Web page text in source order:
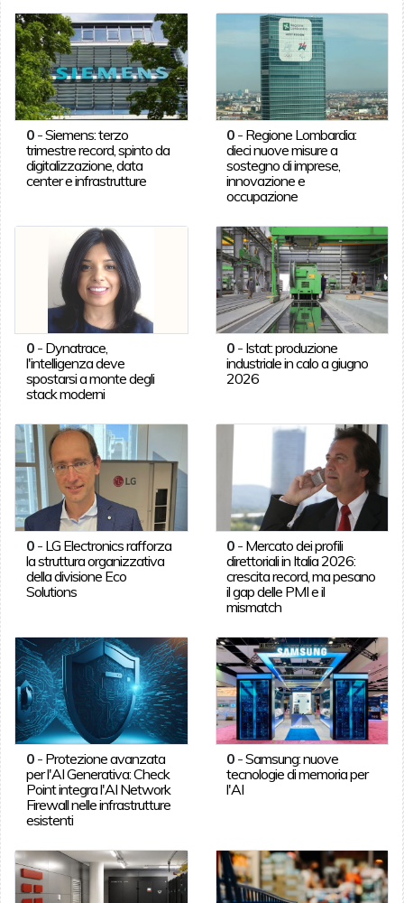
0-Siemens: terzo
trimestre record, spinto da
digitalizzazione, data
center e infrastrutture
0 - Regione Lombardia:
dieci nuove misure a
sostegno di imprese,
innovazione e
occupazione
0- Dynatrace,
l'intelligenza deve
spostarsi a monte degli
stack moderni
0 - Istat: produzione
industriale in calo a giugno
2026
0- LG Electronics rafforza
la struttura organizzativa
della divisione Eco
Solutions
0 - Mercato dei profili
direttoriali in Italia 2026:
crescita record, ma pesano
il gap delle PMI e il
mismatch
0- Protezione avanzata
per l'AI Generativa: Check
Point integra l'AI Network
Firewall nelle infrastrutture
esistenti
0 -Samsung: nuove
tecnologie di memoria per
l'AI